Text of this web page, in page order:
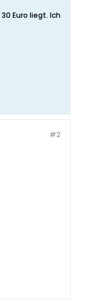
Euro liegt. Ich
#2